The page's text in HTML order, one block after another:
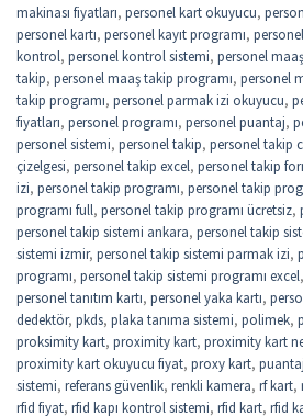
makinası fiyatları, personel kart okuyucu,
personel kartı, personel kayıt programı,
kontrol, personel kontrol sistemi, personel
takip, personel maaş takip programı, personel
takip programı, personel parmak izi okuyucu,
fiyatları, personel programı, personel puantaj,
personel sistemi, personel takip, personel takip
çizelgesi, personel takip excel, personel takip
izi, personel takip programı, personel takip
programı full, personel takip programı ücretsiz,
personel takip sistemi ankara, personel takip
sistemi izmir, personel takip sistemi parmak izi,
programı, personel takip sistemi programı excel,
personel tanıtım kartı, personel yaka kartı,
dedektör, pkds, plaka tanıma sistemi, polimek,
proksimity kart, proximity kart, proximity kart
proximity kart okuyucu fiyat, proxy kart, puantaj
sistemi, referans güvenlik, renkli kamera, rf kart,
rfid fiyat, rfid kapı kontrol sistemi, rfid kart, rfid